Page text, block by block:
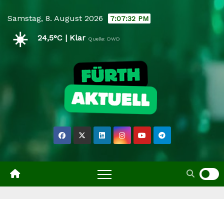
content
Samstag, 8. August 2026 7:07:33 PM
☀️ 24,5°C | Klar Quelle: DWD